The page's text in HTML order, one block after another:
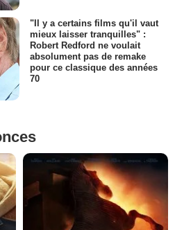
"Il y a certains films qu'il vaut
mieux laisser tranquilles" :
Robert Redford ne voulait
absolument pas de remake
pour ce classique des années
70